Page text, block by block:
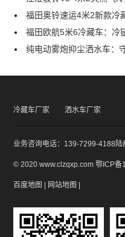
福田奥铃速运4米2新款冷
福田欧航5米6冷藏车：冷
纯电动雾炮抑尘洒水车：
冷藏车厂家 洒水车厂家
业务咨询电话：139-7299-4188
© 2020 www.clzqxp.com鄂ICP备
百度地图 网站地图